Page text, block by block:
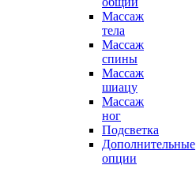
Массаж
тела
Массаж
спины
Массаж
шиацу
Массаж
ног
Подсветка
Дополнительные
опции